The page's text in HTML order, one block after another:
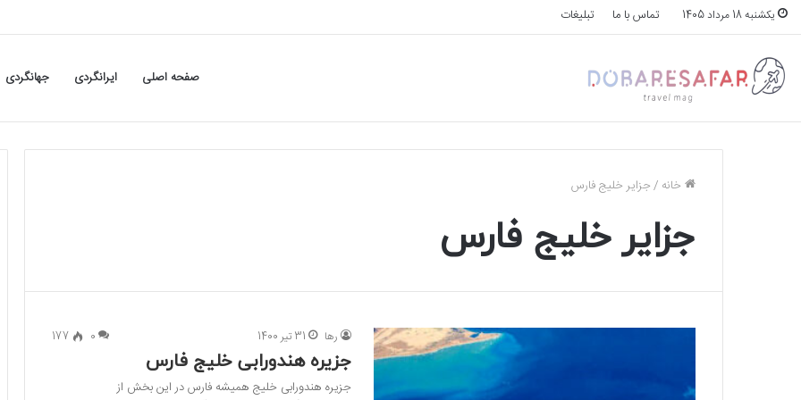
یکشنبه 18 مرداد 1405 تماس با ما تبلیغات
صفحه اصلی ایرانگردی جهانگردی
خانه /جزایر خلیج فارس
جزایر خلیج فارس
رها 31 تیر 1400 0
177
جزیره هندورابی خلیج فارس
جزیره هندورابی خلیج همیشه فارس در این بخش از